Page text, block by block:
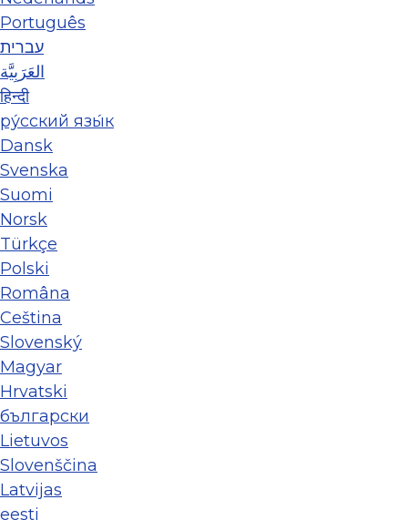
Português
עברית
العَرَبِيَّة
हिन्दी
ру́сский язы́к
Dansk
Svenska
Suomi
Norsk
Türkçe
Polski
Româna
Ceština
Slovenský
Magyar
Hrvatski
български
Lietuvos
Slovenščina
Latvijas
eesti